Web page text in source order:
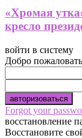
«Хромая
кресло
войти в систему
Добро
Forgot your
восстановление
Восстановите